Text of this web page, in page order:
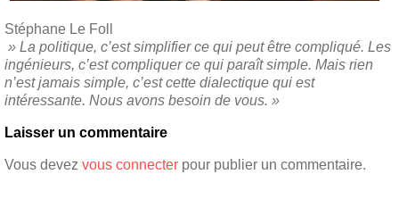
Stéphane Le Foll
» La politique, c’est simplifier ce qui peut être compliqué. Les
ingénieurs, c’est compliquer ce qui paraît simple. Mais rien
n’est jamais simple, c’est cette dialectique qui est
intéressante. Nous avons besoin de vous. »
Laisser un commentaire
Vous devez vous connecter pour publier un commentaire.